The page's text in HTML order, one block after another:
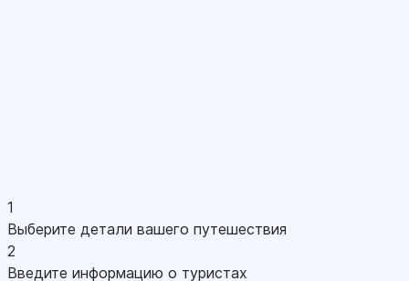
1
Выберите детали вашего путешествия
2
Введите информацию о туристах